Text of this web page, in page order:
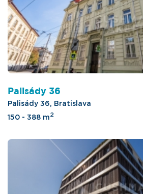
Palisády 36
Palisády 36, Bratislava
150 - 388 m2